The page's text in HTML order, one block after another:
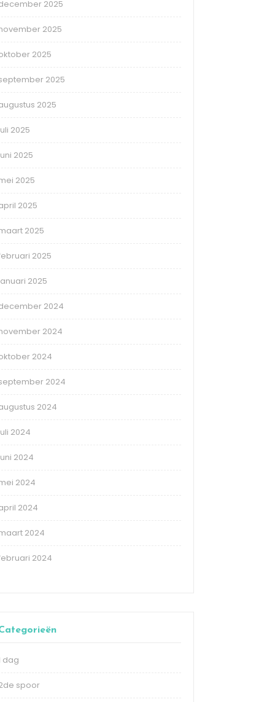
2025
2025
2025
2025
2025
2025
2025
2025
2025
2025
2025
2025
2024
2024
2024
2024
2024
2024
2024
2024
2024
2024
2024
dag
spoor